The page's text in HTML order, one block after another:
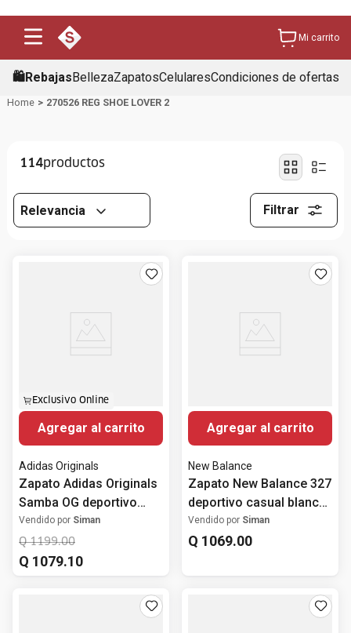
Mi carrito
🛍️RebajasBellezaZapatosCelularesCondiciones de ofertas
270526 REG SHOE LOVER 2
114
Relevancia Filtrar
Exclusivo Online
Agregar al carrito
Adidas Originals
Zapato Adidas Originals
Samba OG deportivo
casual blanco para
hombre
Vendido por Siman
Q 1199.00
Q 1079.10
Agregar al carrito
New Balance
Zapato New Balance 327
deportivo casual blanco
para hombre
Vendido por Siman
Q 1069.00